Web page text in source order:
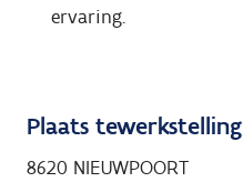
ervaring.
Plaats tewerkstelling
8620 NIEUWPOORT